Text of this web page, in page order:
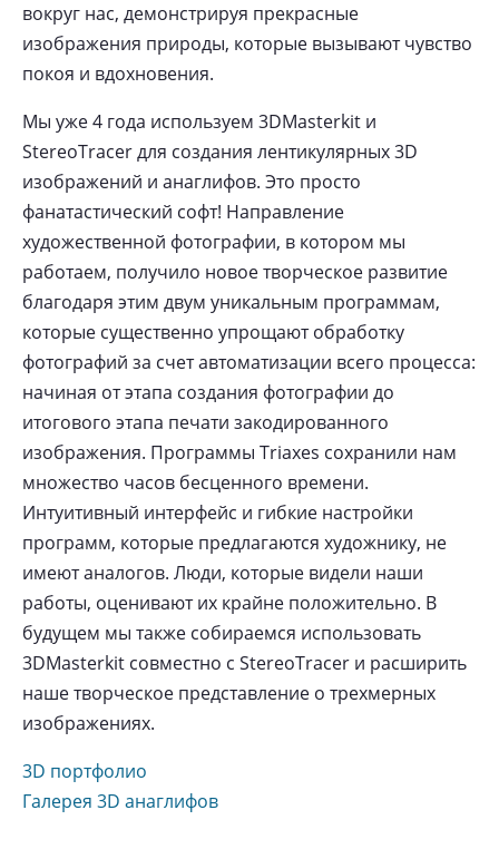
вокруг нас, демонстрируя прекрасные
изображения природы, которые вызывают чувство
покоя и вдохновения.
Мы уже 4 года используем 3DMasterkit и
StereoTracer для создания лентикулярных 3D
изображений и анаглифов. Это просто
фанатастический софт! Направление
художественной фотографии, в котором мы
работаем, получило новое творческое развитие
благодаря этим двум уникальным программам,
которые существенно упрощают обработку
фотографий за счет автоматизации всего процесса:
начиная от этапа создания фотографии до
итогового этапа печати закодированного
изображения. Программы Triaxes сохранили нам
множество часов бесценного времени.
Интуитивный интерфейс и гибкие настройки
программ, которые предлагаются художнику, не
имеют аналогов. Люди, которые видели наши
работы, оценивают их крайне положительно. В
будущем мы также собираемся использовать
3DMasterkit совместно с StereoTracer и расширить
наше творческое представление о трехмерных
изображениях.
3D портфолио
Галерея 3D анаглифов